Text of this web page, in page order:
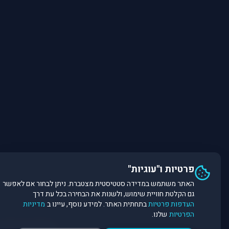
פרטיות ו"עוגיות"
האתר משתמש במדידה סטטיסטית מצטברת. ניתן לבחור אם לאפשר
גם הקלטת חוויית שימוש, ולשנות את הבחירה בכל עת דרך
העדפות פרטיותבתחתית האתר. למידע נוסף, עיינו ב מדיניות
הפרטיות שלנו.